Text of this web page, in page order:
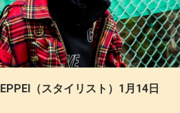
（スタイリスト）1月14日